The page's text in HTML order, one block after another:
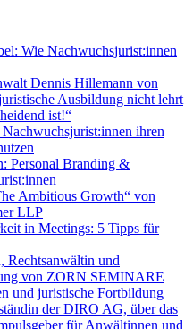
Wie Nachwuchsjurist:innen
Dennis Hillemann von
Ausbildung nicht lehrt
ist!“
ihren
Personal Branding &
Ambitious Growth“ von
LLP
in Meetings: 5 Tipps für
Rechtsanwältin und
von ZORN SEMINARE
und juristische Fortbildung
der DIRO AG, über das
für Anwältinnen und